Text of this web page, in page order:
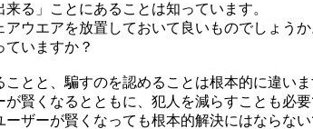
る」ことにあることは知っています。
ウエアを放置しておいて良いものでしょうか
いますか？
とと、騙すのを認めることは根本的に違いま
賢くなるとともに、犯人を減らすことも必
ザーが賢くなっても根本的解決にはならない